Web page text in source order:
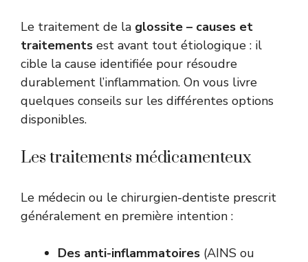
Le traitement de la glossite – causes et
traitements est avant tout étiologique : il
cible la cause identifiée pour résoudre
durablement l’inflammation. On vous livre
quelques conseils sur les différentes options
disponibles.
Les traitements médicamenteux
Le médecin ou le chirurgien-dentiste prescrit
généralement en première intention :
Des anti-inflammatoires (AINS ou